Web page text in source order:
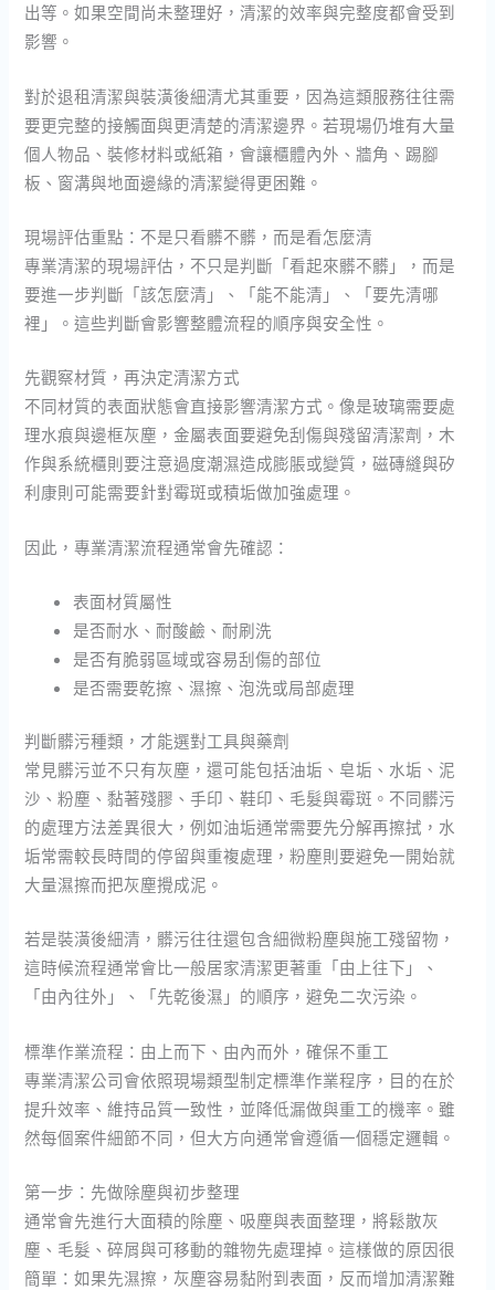
出等。如果空間尚未整理好，清潔的效率與完整度都會受到
影響。
對於退租清潔與裝潢後細清尤其重要，因為這類服務往往需
要更完整的接觸面與更清楚的清潔邊界。若現場仍堆有大量
個人物品、裝修材料或紙箱，會讓櫃體內外、牆角、踢腳
板、窗溝與地面邊緣的清潔變得更困難。
現場評估重點：不是只看髒不髒，而是看怎麼清
專業清潔的現場評估，不只是判斷「看起來髒不髒」，而是
要進一步判斷「該怎麼清」、「能不能清」、「要先清哪
裡」。這些判斷會影響整體流程的順序與安全性。
先觀察材質，再決定清潔方式
不同材質的表面狀態會直接影響清潔方式。像是玻璃需要處
理水痕與邊框灰塵，金屬表面要避免刮傷與殘留清潔劑，木
作與系統櫃則要注意過度潮濕造成膨脹或變質，磁磚縫與矽
利康則可能需要針對霉斑或積垢做加強處理。
因此，專業清潔流程通常會先確認：
表面材質屬性
是否耐水、耐酸鹼、耐刷洗
是否有脆弱區域或容易刮傷的部位
是否需要乾擦、濕擦、泡洗或局部處理
判斷髒污種類，才能選對工具與藥劑
常見髒污並不只有灰塵，還可能包括油垢、皂垢、水垢、泥
沙、粉塵、黏著殘膠、手印、鞋印、毛髮與霉斑。不同髒污
的處理方法差異很大，例如油垢通常需要先分解再擦拭，水
垢常需較長時間的停留與重複處理，粉塵則要避免一開始就
大量濕擦而把灰塵攪成泥。
若是裝潢後細清，髒污往往還包含細微粉塵與施工殘留物，
這時候流程通常會比一般居家清潔更著重「由上往下」、
「由內往外」、「先乾後濕」的順序，避免二次污染。
標準作業流程：由上而下、由內而外，確保不重工
專業清潔公司會依照現場類型制定標準作業程序，目的在於
提升效率、維持品質一致性，並降低漏做與重工的機率。雖
然每個案件細節不同，但大方向通常會遵循一個穩定邏輯。
第一步：先做除塵與初步整理
通常會先進行大面積的除塵、吸塵與表面整理，將鬆散灰
塵、毛髮、碎屑與可移動的雜物先處理掉。這樣做的原因很
簡單：如果先濕擦，灰塵容易黏附到表面，反而增加清潔難